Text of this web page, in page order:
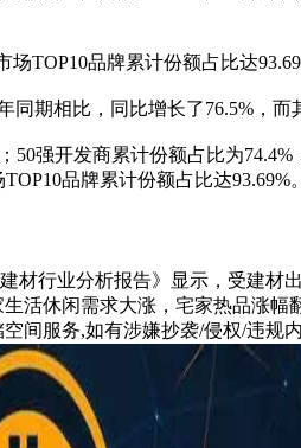
期相比，同比增长了76.5%，而
强开发商累计份额占比为
品牌累计份额占比达93.69%。
行业分析报告》显示，受建
活休闲需求大涨，宅家热品涨幅
间服务,如有涉嫌抄袭/侵权/违规